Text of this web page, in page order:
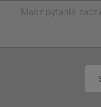
Masz pytania